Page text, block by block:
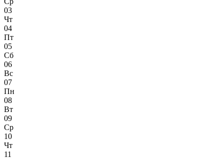
03
Чт
04
Пт
05
Сб
06
Вс
07
Пн
08
Вт
09
Ср
10
Чт
11